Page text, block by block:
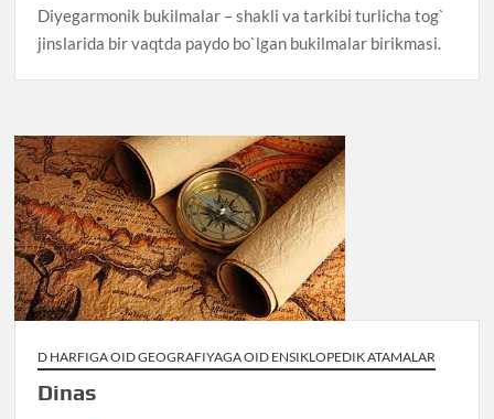
Diyegarmonik bukilmalar – shakli va tarkibi turlicha tog`
jinslarida bir vaqtda paydo bo`lgan bukilmalar birikmasi.
D HARFIGA OID GEOGRAFIYAGA OID ENSIKLOPEDIK ATAMALAR
Dinas